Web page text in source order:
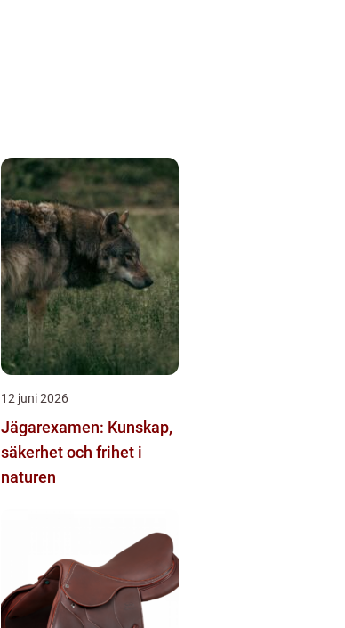
12 juni 2026
Jägarexamen: Kunskap,
säkerhet och frihet i
naturen